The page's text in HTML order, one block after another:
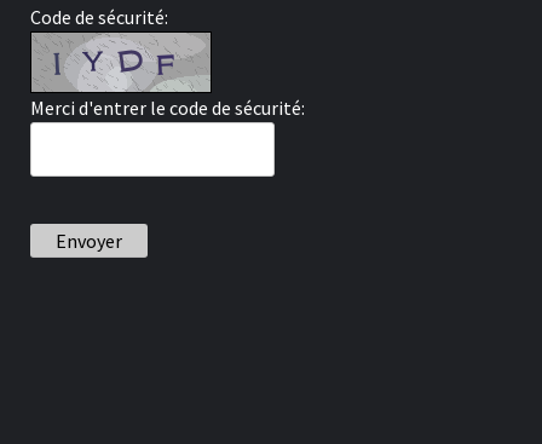
Code de sécurité:
Merci d'entrer le code de sécurité:
Envoyer